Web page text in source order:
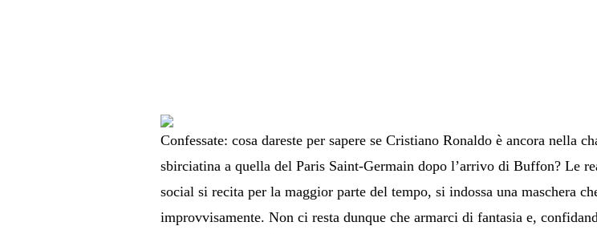
Confessate: cosa dareste per sapere se Cristiano Ronaldo è ancora nella
sbirciatina a quella del Paris Saint-Germain dopo l’arrivo di Buffon? Le
social si recita per la maggior parte del tempo, si indossa una maschera
improvvisamente. Non ci resta dunque che armarci di fantasia e,